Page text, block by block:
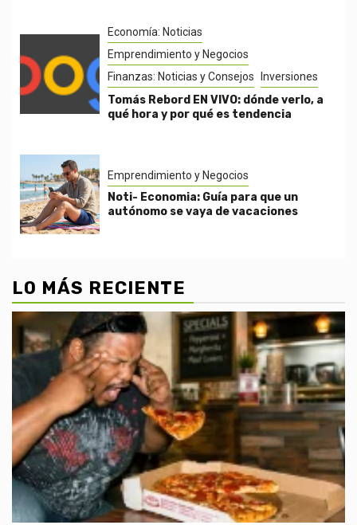
Economía: Noticias
Emprendimiento y Negocios
Finanzas: Noticias y Consejos
Inversiones
Tomás Rebord EN VIVO: dónde verlo, a
qué hora y por qué es tendencia
Emprendimiento y Negocios
Noti- Economia: Guía para que un
autónomo se vaya de vacaciones
LO MÁS RECIENTE